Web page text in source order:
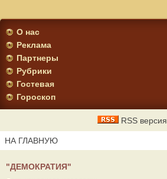
О нас
Реклама
Партнеры
Рубрики
Гостевая
Гороскоп
RSS версия
НА ГЛАВНУЮ
"ДЕМОКРАТИЯ"